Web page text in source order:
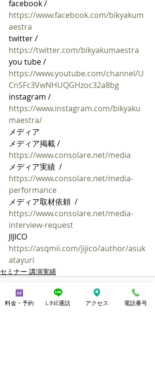
facebook /
https://www.facebook.com/bikyakum
aestra
twitter /
https://twitter.com/bikyakumaestra
you tube /
https://www.youtube.com/channel/U
CnSFc3VwNHUQGHzoc32a8bg
instagram /
https://www.instagram.com/bikyaku
maestra/
メディア
メディア掲載 /
https://www.consolare.net/media
メディア実績  /
https://www.consolare.net/media-
performance
メディア取材依頼  /
https://www.consolare.net/media-
interview-request
JIJICO
https://asqmii.com/jijico/author/asuk
atayuri
セミナー 講演実績
料金・予約 LINE通話 アクセス 電話番号